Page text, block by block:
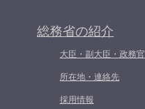
総務省の紹介
大臣・副大臣・政務官
所在地・連絡先
採用情報